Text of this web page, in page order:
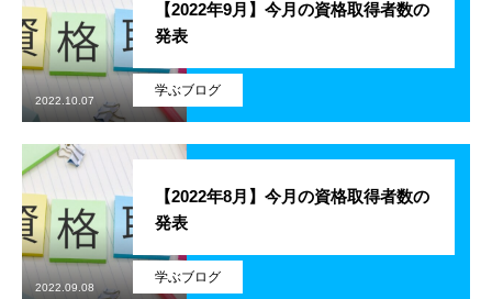
ITアウトソーシング事業
IT人材育成事業
その他の事業
業務を知る Works
ITエンジニア職
学ぶブログ
【2022年9月】今月の資格取得者数の
発表
2022.10.07
学ぶブログ
【2022年8月】今月の資格取得者数の
発表
2022.09.08